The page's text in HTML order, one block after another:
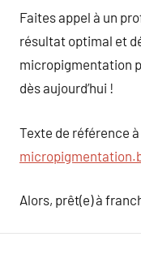
Faites appel à un
résultat optimal et
micropigmentation
dès aujourd’hui !
Texte de référence
Alors, prêt(e) à